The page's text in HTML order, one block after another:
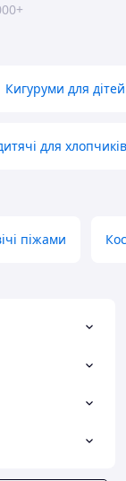
Кигуруми для дітей
для хлопчиків
піжами